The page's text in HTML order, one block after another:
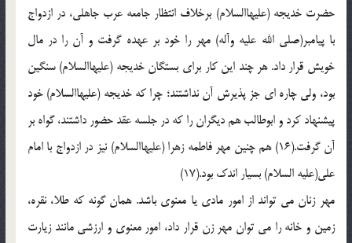
حضرت خديجه (عليهاالسلام) برخلاف انتظار جامعه عرب جاهلي، در ازدواج
با پيامبر(صلي الله عليه وآله) مهر را خود بر عهده گرفت و آن را در مال
خويش قرار داد. هر چند اين کار براي بستگان خديجه (عليهاالسلام) سنگين
بود، ولي چاره اي جز پذيرش آن نداشتند؛ چرا که خديجه (عليهاالسلام) خود
پيشنهاد کرد و ابوطالب هم ديگران را که در جلسه عقد حضور داشتند، گواه بر
آن گرفت.(16) هم چنين مهر فاطمه زهرا (عليهاالسلام) نيز در ازدواج با امام
علي(عليه السلام) بسيار اندک بود.(17)
مهر زنان مي تواند از امور مادي يا معنوي باشد. همان گونه که طلا، نقره،
زمين و خانه را مي توان مهر زن قرار داد، امور معنوي و ارزشي مانند زيارت